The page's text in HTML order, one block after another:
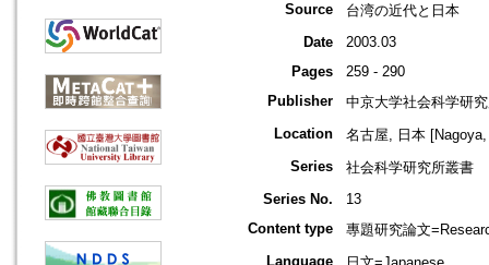
Source
台湾の近代と日本
Date
2003.03
Pages
259 - 290
Publisher
中京大学社会科学研
Location
名古屋, 日本
Series
社会科学研究所叢書
Series No.
13
Content type
專題研究論文
Language